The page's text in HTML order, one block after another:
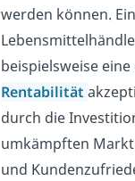
werden können. Ein
beispielsweise
Rentabilität
durch die
umkämpften
und